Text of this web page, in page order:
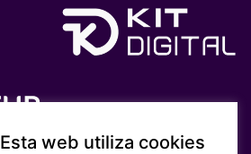
Esta web utiliza cookies